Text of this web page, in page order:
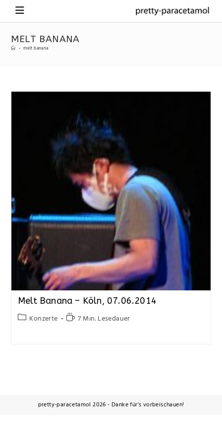
MELT BANANA
- melt banana
Melt Banana – Köln, 07.06.2014
Konzerte 7 Min. Lesedauer
pretty-paracetamol 2026 - Danke für's vorbeischauen!